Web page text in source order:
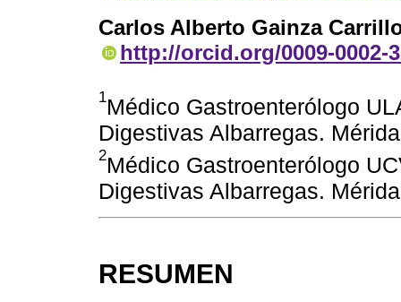
Carlos Alberto Gainza
http://orcid.org/0009-0002-
1Médico Gastroenterólogo
Digestivas Albarregas.
2Médico Gastroenterólogo
Digestivas Albarregas.
RESUMEN